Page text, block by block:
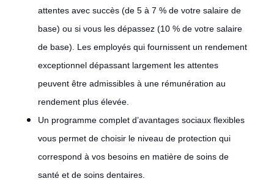
attentes avec succès (de 5 à 7 % de votre salaire de
base) ou si vous les dépassez (10 % de votre salaire
de base). Les employés qui fournissent un rendement
exceptionnel dépassant largement les attentes
peuvent être admissibles à une rémunération au
rendement plus élevée.
Un programme complet d’avantages sociaux flexibles
vous permet de choisir le niveau de protection qui
correspond à vos besoins en matière de soins de
santé et de soins dentaires.